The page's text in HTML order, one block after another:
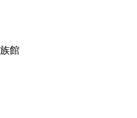
館